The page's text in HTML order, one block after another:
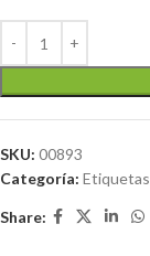
SKU: 00893
Categoría: Etiquetas
Share: